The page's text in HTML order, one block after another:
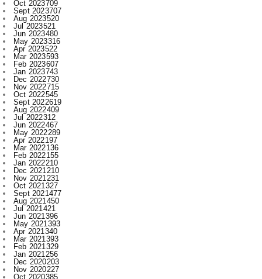
May 2023316
Apr 2023522
Mar 2023593
Feb 2023607
Jan 2023743
Dec 2022730
Nov 2022715
Oct 2022545
Sept 2022619
Aug 2022409
Jul 2022312
Jun 2022467
May 2022289
Apr 2022197
Mar 2022136
Feb 2022155
Jan 2022210
Dec 2021210
Nov 2021231
Oct 2021327
Sept 2021477
Aug 2021450
Jul 2021421
Jun 2021396
May 2021393
Apr 2021340
Mar 2021393
Feb 2021329
Jan 2021256
Dec 2020203
Nov 2020227
Oct 2020385
Sept 2020533
Aug 2020284
Jul 2020166
Jun 20201